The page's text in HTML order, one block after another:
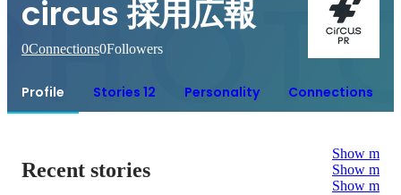
circus 採用広報
0Connections0Followers
Profile Stories 12 Personality Connections
Recent stories
Show more
Show more
Show more